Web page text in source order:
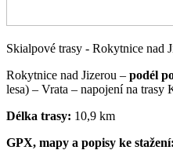
Skialpové trasy - Rokytnice nad
Rokytnice nad Jizerou – podél
lesa) – Vrata – napojení na trasy
Délka trasy: 10,9 km
GPX, mapy a popisy ke stažení: